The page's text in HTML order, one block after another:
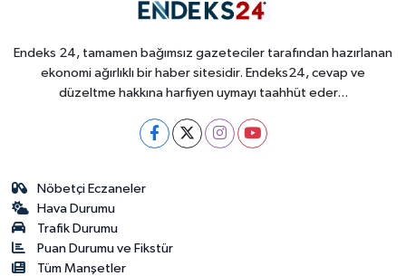
Endeks 24, tamamen bağımsız gazeteciler tarafından hazırlanan
ekonomi ağırlıklı bir haber sitesidir. Endeks24, cevap ve
düzeltme hakkına harfiyen uymayı taahhüt eder...
Nöbetçi Eczaneler
Hava Durumu
Trafik Durumu
Puan Durumu ve Fikstür
Tüm Manşetler